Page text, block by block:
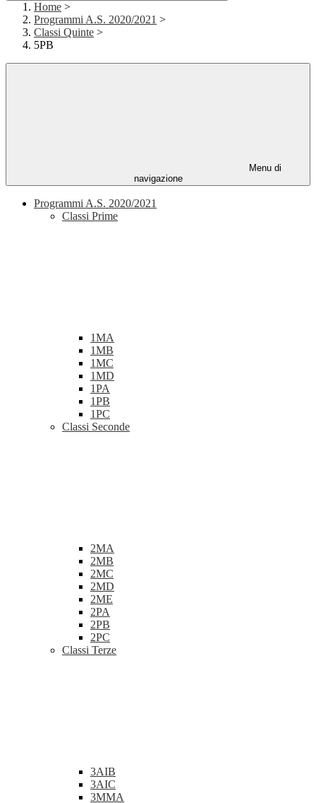
Home >
Programmi A.S. 2020/2021 >
Classi Quinte >
5PB
Menu di
navigazione
Programmi A.S. 2020/2021
Classi Prime
1MA
1MB
1MC
1MD
1PA
1PB
1PC
Classi Seconde
2MA
2MB
2MC
2MD
2ME
2PA
2PB
2PC
Classi Terze
3AIB
3AIC
3MMA